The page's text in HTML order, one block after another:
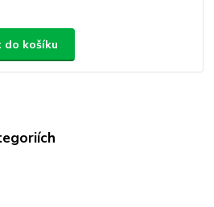
do košíku